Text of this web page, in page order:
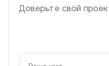
Доверьте свой